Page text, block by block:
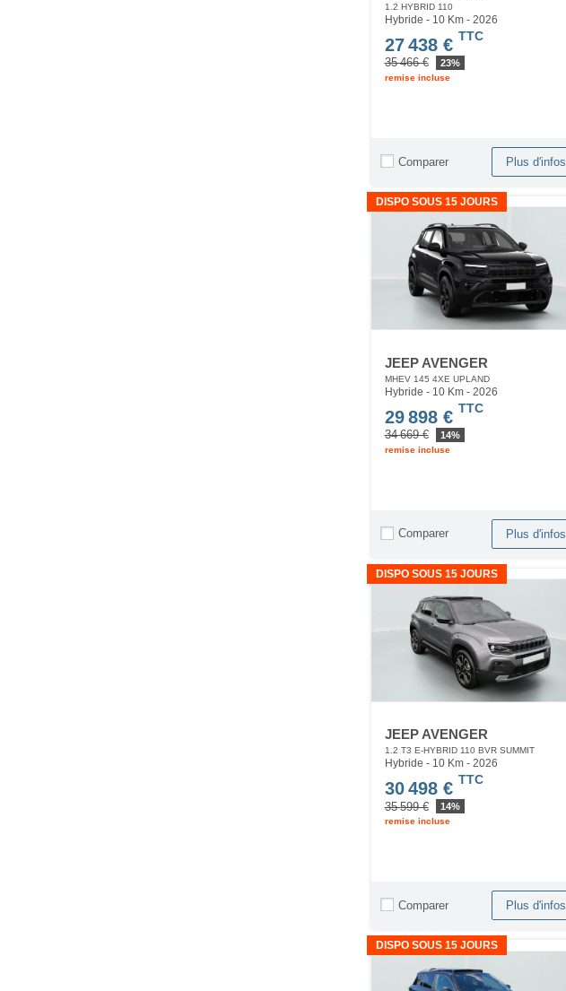
1.2 HYBRID 110
Hybride - 10 Km - 2026
27 438 € TTC
35 466 € 23%
remise incluse
Comparer Plus d'infos
DISPO SOUS 15 JOURS
JEEP AVENGER
MHEV 145 4XE UPLAND
Hybride - 10 Km - 2026
29 898 € TTC
34 669 € 14%
remise incluse
Comparer Plus d'infos
DISPO SOUS 15 JOURS
JEEP AVENGER
1.2 T3 E-HYBRID 110 BVR SUMMIT
Hybride - 10 Km - 2026
30 498 € TTC
35 599 € 14%
remise incluse
Comparer Plus d'infos
DISPO SOUS 15 JOURS